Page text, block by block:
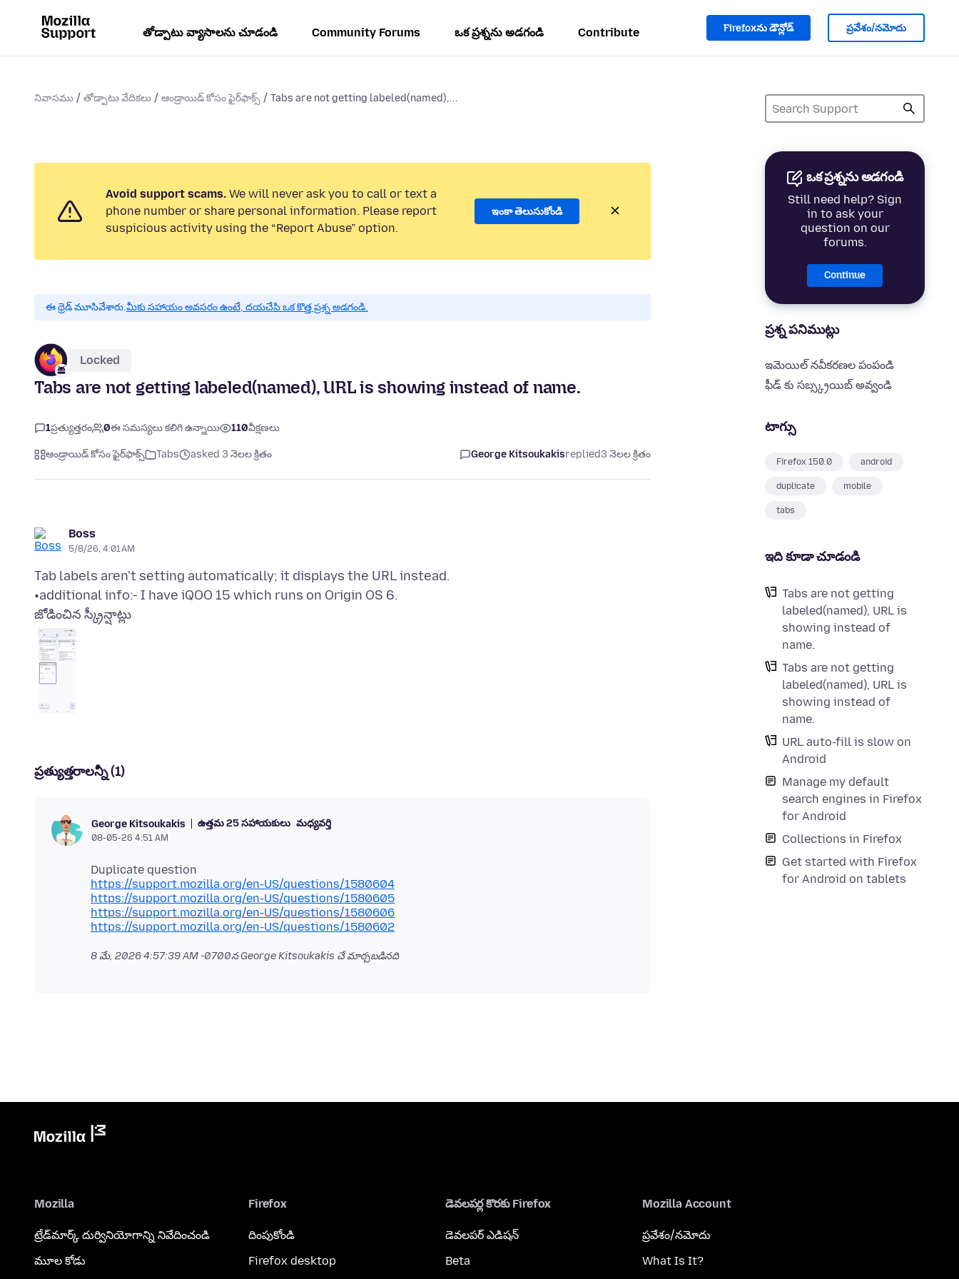
తోడ్పాటు వ్యాసాలను చూడండి Community Forums ఒక ప్రశ్నను అడగండి Contribute Firefoxను డౌన్లోడ్ ప్రవేశం/నమోదు
నివాసము తోడ్పాటు వేదికలు ఆండ్రాయిడ్ కోసం ఫైర్‌ఫాక్స్ Tabs are not getting labeled(named),...
ఒక ప్రశ్నను అడగండి
Still need help? Sign
in to ask your
question on our
forums.
Continue
ప్రశ్న పనిముట్లు
ఇమెయిల్ నవీకరణల పంపండి
ఫీడ్ కు సబ్స్క్రయిబ్ అవ్వండి
టాగ్సు
Firefox 150.0 android
duplicate mobile
tabs
ఇది కూడా చూడండి
Tabs are not getting
labeled(named), URL is
showing instead of
name.
Tabs are not getting
labeled(named), URL is
showing instead of
name.
URL auto-fill is slow on
Android
Manage my default
search engines in Firefox
for Android
Collections in Firefox
Get started with Firefox
for Android on tablets
Avoid support scams. We will never ask you to call or text a
phone number or share personal information. Please report
suspicious activity using the “Report Abuse” option.
ఇంకా తెలుసుకోండి
ఈ థ్రెడ్ మూసివేశారు.మీకు సహాయం అవసరం ఉంటే, దయచేసి ఒక కొత్త ప్రశ్న అడగండి.
Locked
Tabs are not getting labeled(named), URL is showing instead of name.
1ప్రత్యుత్తరం 0ఈ సమస్యలు కలిగి ఉన్నాయి 110వీక్షణలు
ఆండ్రాయిడ్ కోసం ఫైర్‌ఫాక్స్ Tabs asked 3 నెలల క్రితం George Kitsoukakisreplied3 నెలల క్రితం
Boss
5/8/26, 4:01 AM
Tab labels aren't setting automatically; it displays the URL instead.
జోడించిన స్క్రీన్షాట్లు
ప్రత్యుత్తరాలన్నీ (1)
George Kitsoukakis ఉత్తమ 25 సహాయకులు మధ్యవర్తి
08-05-26 4:51 AM
https://support.mozilla.org/en-US/questions/1580604
https://support.mozilla.org/en-US/questions/1580605
https://support.mozilla.org/en-US/questions/1580606
https://support.mozilla.org/en-US/questions/1580602
8 మే, 2026 4:57:39 AM -0700న George Kitsoukakis చే మార్చబడినది
Mozilla
ట్రేడ్‌మార్క్ దుర్వినియోగాన్ని నివేదించండి
మూల కోడు
Firefox
దింపుకోండి
Firefox desktop
డెవలపర్ల కొరకు Firefox
డెవలపర్ ఎడిషన్
Beta
Mozilla Account
ప్రవేశం/నమోదు
What Is It?